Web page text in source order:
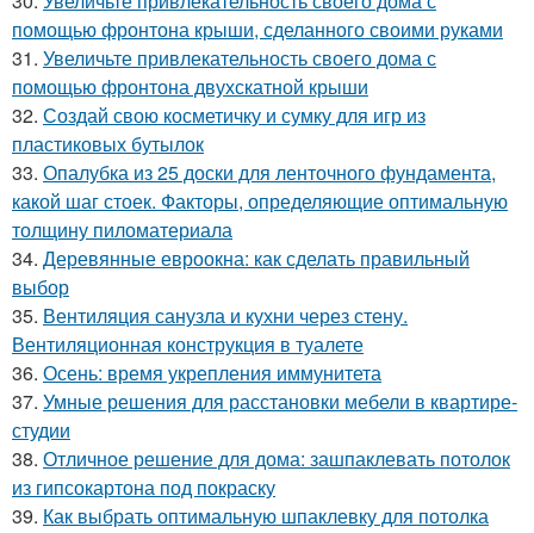
помощью фронтона крыши, сделанного своими руками
31. Увеличьте привлекательность своего дома с
помощью фронтона двухскатной крыши
32. Создай свою косметичку и сумку для игр из
пластиковых бутылок
33. Опалубка из 25 доски для ленточного фундамента,
какой шаг стоек. Факторы, определяющие оптимальную
толщину пиломатериала
34. Деревянные евроокна: как сделать правильный
выбор
35. Вентиляция санузла и кухни через стену.
Вентиляционная конструкция в туалете
36. Осень: время укрепления иммунитета
37. Умные решения для расстановки мебели в квартире-
студии
38. Отличное решение для дома: зашпаклевать потолок
из гипсокартона под покраску
39. Как выбрать оптимальную шпаклевку для потолка